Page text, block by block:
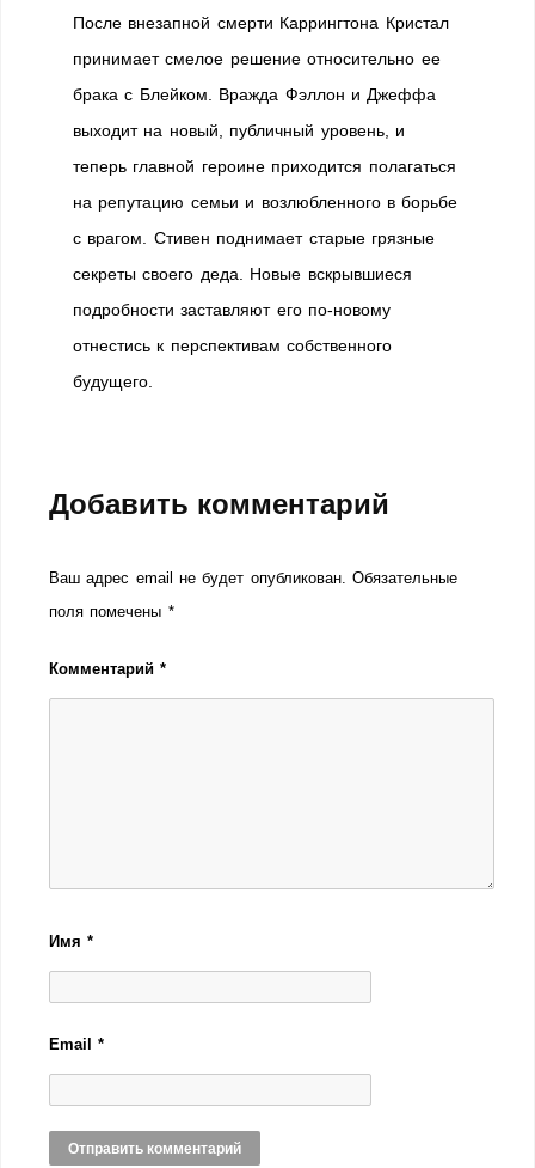
После внезапной смерти Каррингтона Кристал
принимает смелое решение относительно ее
брака с Блейком. Вражда Фэллон и Джеффа
выходит на новый, публичный уровень, и
теперь главной героине приходится полагаться
на репутацию семьи и возлюбленного в борьбе
с врагом. Стивен поднимает старые грязные
секреты своего деда. Новые вскрывшиеся
подробности заставляют его по-новому
отнестись к перспективам собственного
будущего.
Добавить комментарий
Ваш адрес email не будет опубликован. Обязательные
поля помечены *
Комментарий*
Имя*
Email*